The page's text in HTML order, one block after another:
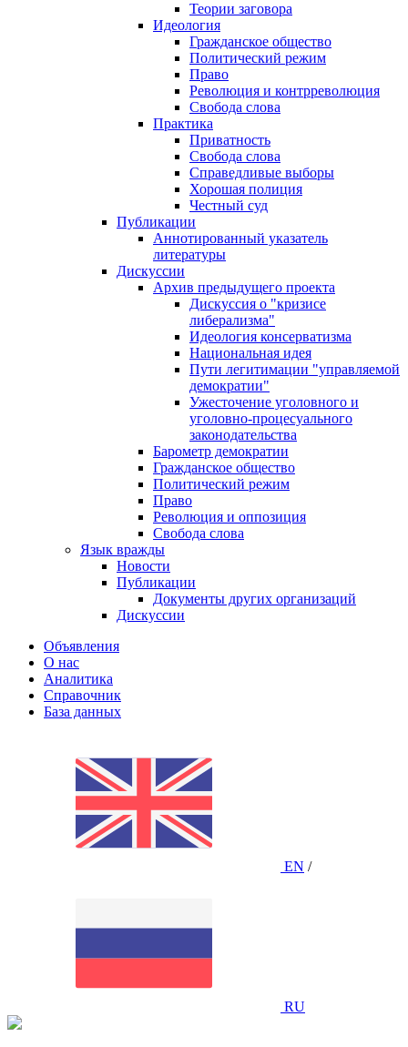
Теории заговора
Идеология
Гражданское общество
Политический режим
Право
Революция и контрреволюция
Свобода слова
Практика
Приватность
Свобода слова
Справедливые выборы
Хорошая полиция
Честный суд
Публикации
Аннотированный указатель
литературы
Дискуссии
Архив предыдущего проекта
Дискуссия о "кризисе
либерализма"
Идеология консерватизма
Национальная идея
Пути легитимации "управляемой
демократии"
Ужесточение уголовного и
уголовно-процесуального
законодательства
Барометр демократии
Гражданское общество
Политический режим
Право
Революция и оппозиция
Свобода слова
Язык вражды
Новости
Публикации
Документы других организаций
Дискуссии
Объявления
О нас
Аналитика
Справочник
База данных
EN /
RU